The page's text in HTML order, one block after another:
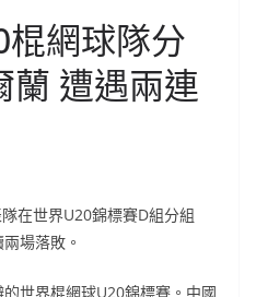
網球隊分
蘭 遭遇兩連
在世界U20錦標賽D組分組
場落敗。
世界棍網球U20錦標賽。中國